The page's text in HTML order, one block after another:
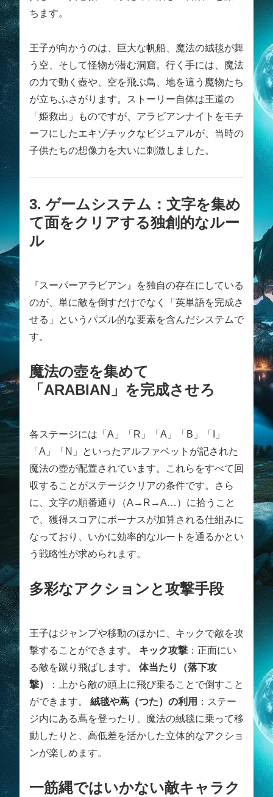
ちます。
王子が向かうのは、巨大な帆船、魔法の絨毯が舞
う空、そして怪物が潜む洞窟。行く手には、魔法
の力で動く壺や、空を飛ぶ鳥、地を這う魔物たち
が立ちふさがります。ストーリー自体は王道の
「姫救出」ものですが、アラビアンナイトをモチ
ーフにしたエキゾチックなビジュアルが、当時の
子供たちの想像力を大いに刺激しました。
3. ゲームシステム：文字を集め
て面をクリアする独創的なルー
ル
『スーパーアラビアン』を独自の存在にしている
のが、単に敵を倒すだけでなく「英単語を完成さ
せる」というパズル的な要素を含んだシステムで
す。
魔法の壺を集めて
「ARABIAN」を完成させろ
各ステージには「A」「R」「A」「B」「I」
「A」「N」といったアルファベットが記された
魔法の壺が配置されています。これらをすべて回
収することがステージクリアの条件です。さら
に、文字の順番通り（A→R→A…）に拾うこと
で、獲得スコアにボーナスが加算される仕組みに
なっており、いかに効率的なルートを通るかとい
う戦略性が求められます。
多彩なアクションと攻撃手段
王子はジャンプや移動のほかに、キックで敵を攻
撃することができます。 キック攻撃 ：正面にい
る敵を蹴り飛ばします。 体当たり（落下攻
撃）
：上から敵の頭上に飛び乗ることで倒すこと
ができます。 絨毯や蔦（つた）の利用 ：ステー
ジ内にある蔦を登ったり、魔法の絨毯に乗って移
動したりと、高低差を活かした立体的なアクショ
ンが楽しめます。
一筋縄ではいかない敵キャラク